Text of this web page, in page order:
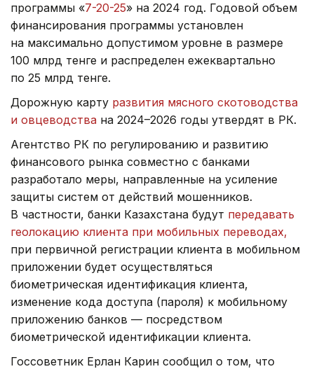
программы «7-20-25» на 2024 год. Годовой объем
финансирования программы установлен
на максимально допустимом уровне в размере
100 млрд тенге и распределен ежеквартально
по 25 млрд тенге.
Дорожную карту развития мясного скотоводства
и овцеводства на 2024–2026 годы утвердят в РК.
Агентство РК по регулированию и развитию
финансового рынка совместно с банками
разработало меры, направленные на усиление
защиты систем от действий мошенников.
В частности, банки Казахстана будут передавать
геолокацию клиента при мобильных переводах,
при первичной регистрации клиента в мобильном
приложении будет осуществляться
биометрическая идентификация клиента,
изменение кода доступа (пароля) к мобильному
приложению банков — посредством
биометрической идентификации клиента.
Госсоветник Ерлан Карин сообщил о том, что